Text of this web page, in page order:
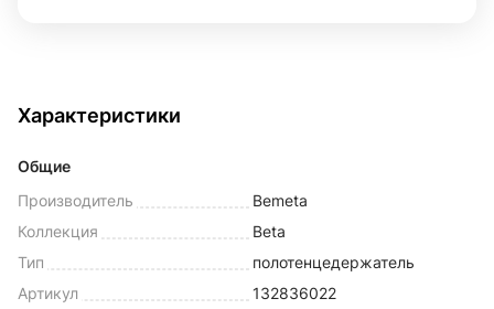
Характеристики
Общие
Производитель
Bemeta
Коллекция
Beta
Тип
полотенцедержатель
Артикул
132836022